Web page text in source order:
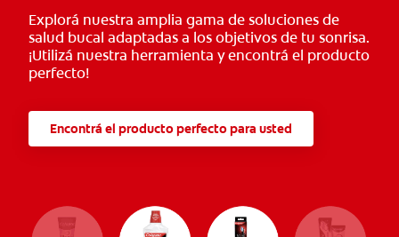
Explorá nuestra amplia gama de soluciones de
salud bucal adaptadas a los objetivos de tu sonrisa.
¡Utilizá nuestra herramienta y encontrá el producto
perfecto!
Encontrá el producto perfecto para usted